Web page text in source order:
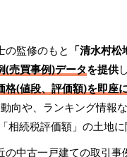
の監修のもと 「清水村
(売買事例)データを提供
格(値段、評価額)を即座
向や、ランキング情報
相続税評価額」の土地
中古一戸建ての取引事